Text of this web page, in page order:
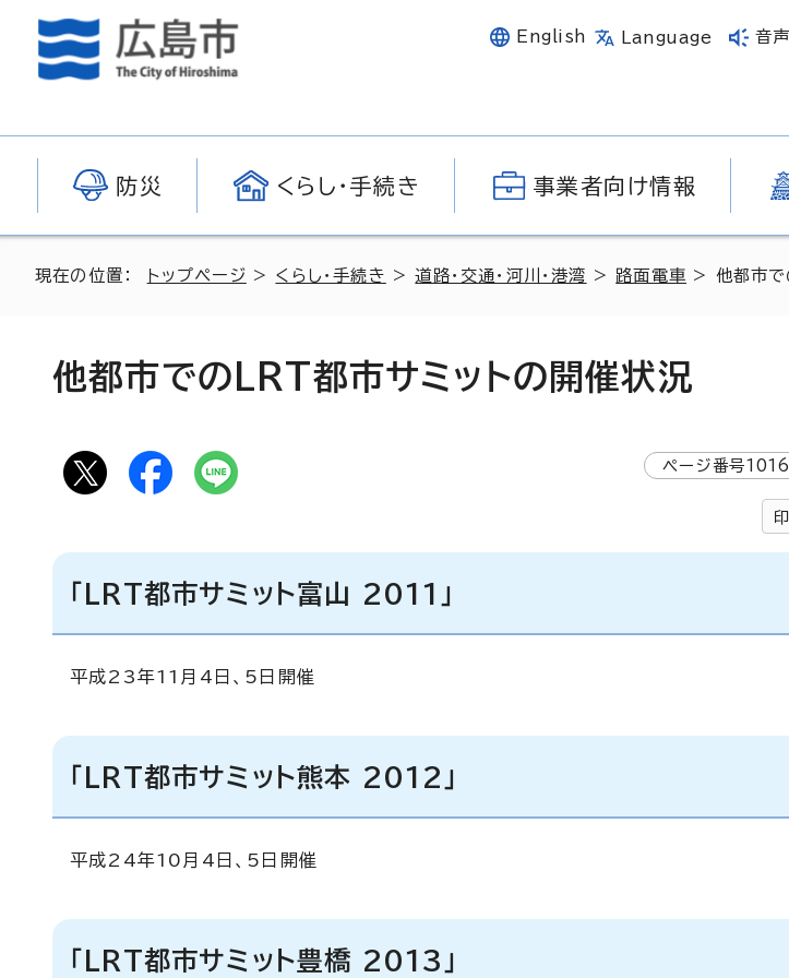
English Language 音
防災 くらし・手続き 事業者向け情報
現在の位置： トップページ > くらし・手続き >道路・交通・河川・港湾 > 路面電車 > 他都市で
他都市でのLRT都市サミットの開催状況
ページ番号
「LRT都市サミット富山 2011」
平成23年11月4日、5日開催
「LRT都市サミット熊本 2012」
平成24年10月4日、5日開催
「LRT都市サミット豊橋 2013」